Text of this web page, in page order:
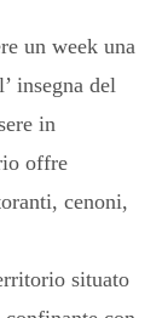
un week una
insegna del
in
offre
cenoni,
situato